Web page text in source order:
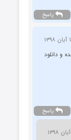
پاسخ
و دانلود
پاسخ